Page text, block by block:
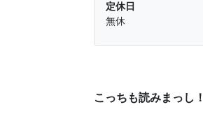
定休日
無休
こっちも読みまっし